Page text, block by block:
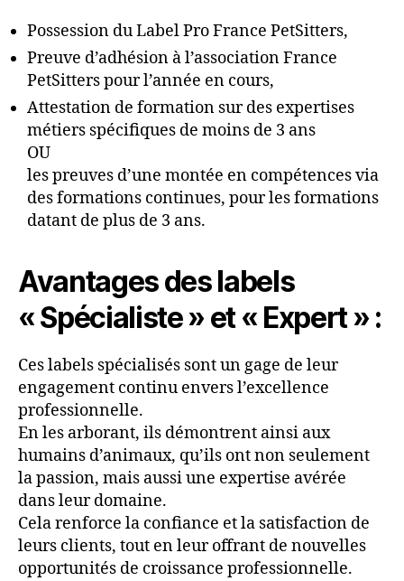
Possession du Label Pro France PetSitters,
Preuve d’adhésion à l’association France
PetSitters pour l’année en cours,
Attestation de formation sur des expertises
métiers spécifiques de moins de 3 ans
OU
les preuves d’une montée en compétences via
des formations continues, pour les formations
datant de plus de 3 ans.
Avantages des labels
« Spécialiste » et « Expert » :
Ces labels spécialisés sont un gage de leur
engagement continu envers l’excellence
professionnelle.
En les arborant, ils démontrent ainsi aux
humains d’animaux, qu’ils ont non seulement
la passion, mais aussi une expertise avérée
dans leur domaine.
Cela renforce la confiance et la satisfaction de
leurs clients, tout en leur offrant de nouvelles
opportunités de croissance professionnelle.